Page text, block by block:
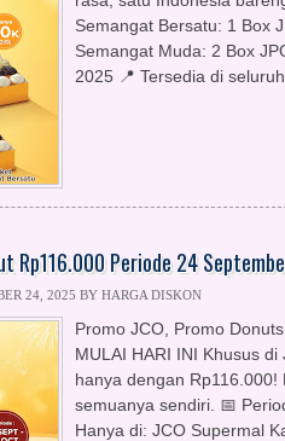
Semangat Bersatu: 1 Box
Semangat Muda: 2 Box
2025 📍 Tersedia di
Rp116.000 Periode 24
24, 2025 BY HARGA DISKON
Promo JCO, Promo
MULAI HARI INI Khusus
hanya dengan
semuanya sendiri. 📅
Hanya di: JCO Supermal